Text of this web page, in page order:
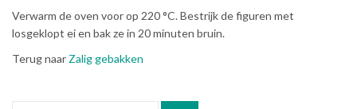
Verwarm de oven voor op 220 °C. Bestrijk de figuren met
losgeklopt ei en bak ze in 20 minuten bruin.
Terug naar Zalig gebakken